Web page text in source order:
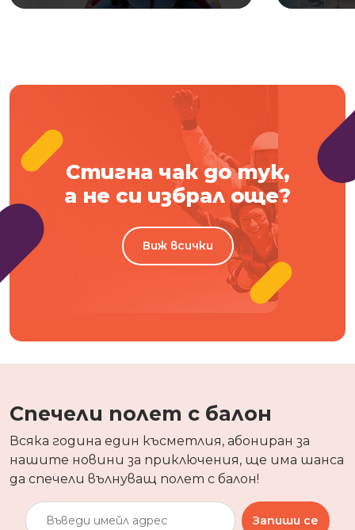
Стигна чак до тук,
а не си избрал още?
Виж всички
Спечели полет с балон
Всяка година един късметлия, абониран за
нашите новини за приключения, ще има шанса
да спечели вълнуващ полет с балон!
Запиши се